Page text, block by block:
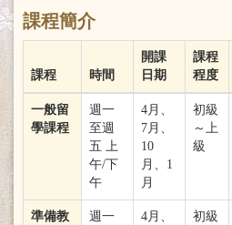
課程簡介
課程 時間
開課
日期
課程
程度
一般留
學課程
週一
至週
五 上
午/下
午
4月、
7月、
10
月、1
月
初級
～上
級
準備教
週一
4月、
初級